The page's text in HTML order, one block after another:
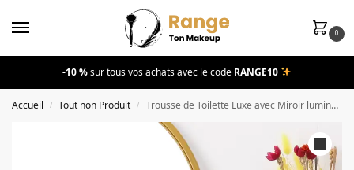
0
-10 %sur tous vos achats avec le code RANGE10
Accueil / Tout non Produit / Trousse de Toilette Luxe avec Miroir lumineux LED, Vanity pour Rangement Maquillage Et Cosmétiques.